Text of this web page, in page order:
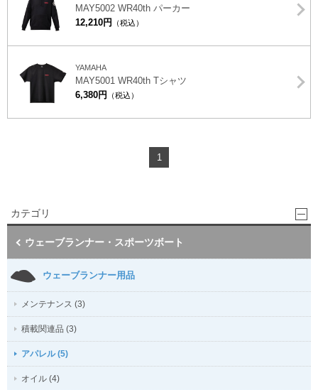
MAY5002 WR40th パーカー
12,210円
（税込）
YAMAHA
MAY5001 WR40th Tシャツ
6,380円
（税込）
1
カテゴリ
ウェーブランナー・スポーツボート
ウェーブランナー用品
メンテナンス (3)
積載関連品 (3)
アパレル (5)
オイル (4)